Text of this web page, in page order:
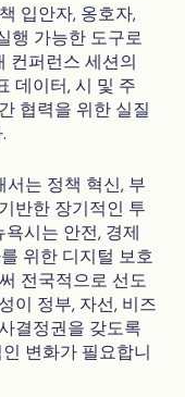
입안자, 옹호자,
행 가능한 도구로
컨퍼런스 세션의
데이터, 시 및 주
협력을 위한 실질
는 정책 혁신, 부
반한 장기적인 투
시는 안전, 경제
위한 디지털 보호
전국적으로 선도
이 정부, 자선, 비즈
결정권을 갖도록
변화가 필요합니